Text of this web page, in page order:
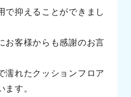
で抑えることができまし
お客様からも感謝のお言
濡れたクッションフロア
す。